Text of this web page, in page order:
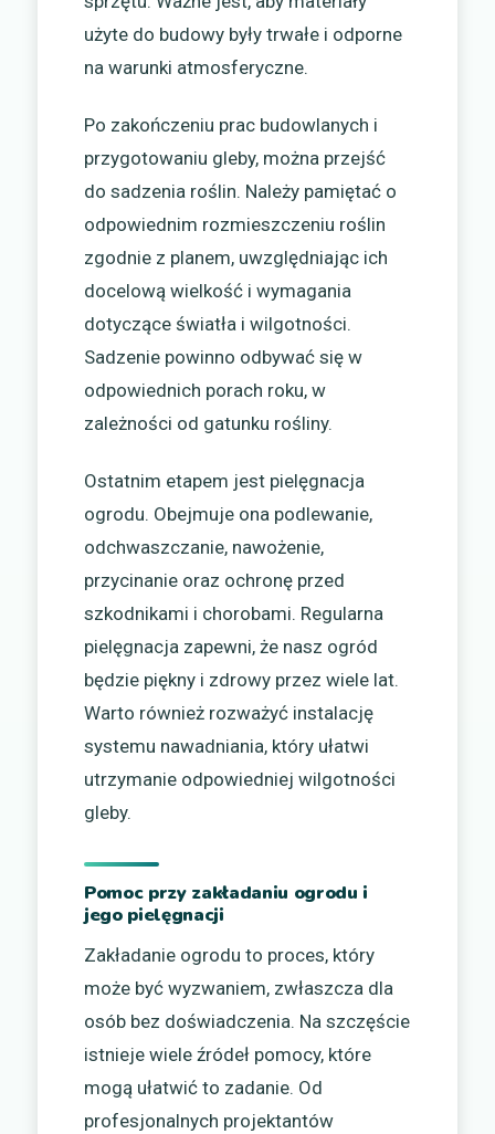
użyte do budowy były trwałe i odporne
na warunki atmosferyczne.
Po zakończeniu prac budowlanych i
przygotowaniu gleby, można przejść
do sadzenia roślin. Należy pamiętać o
odpowiednim rozmieszczeniu roślin
zgodnie z planem, uwzględniając ich
docelową wielkość i wymagania
dotyczące światła i wilgotności.
Sadzenie powinno odbywać się w
odpowiednich porach roku, w
zależności od gatunku rośliny.
Ostatnim etapem jest pielęgnacja
ogrodu. Obejmuje ona podlewanie,
odchwaszczanie, nawożenie,
przycinanie oraz ochronę przed
szkodnikami i chorobami. Regularna
pielęgnacja zapewni, że nasz ogród
będzie piękny i zdrowy przez wiele lat.
Warto również rozważyć instalację
systemu nawadniania, który ułatwi
utrzymanie odpowiedniej wilgotności
gleby.
Pomoc przy zakładaniu ogrodu i
jego pielęgnacji
Zakładanie ogrodu to proces, który
może być wyzwaniem, zwłaszcza dla
osób bez doświadczenia. Na szczęście
istnieje wiele źródeł pomocy, które
mogą ułatwić to zadanie. Od
profesjonalnych projektantów